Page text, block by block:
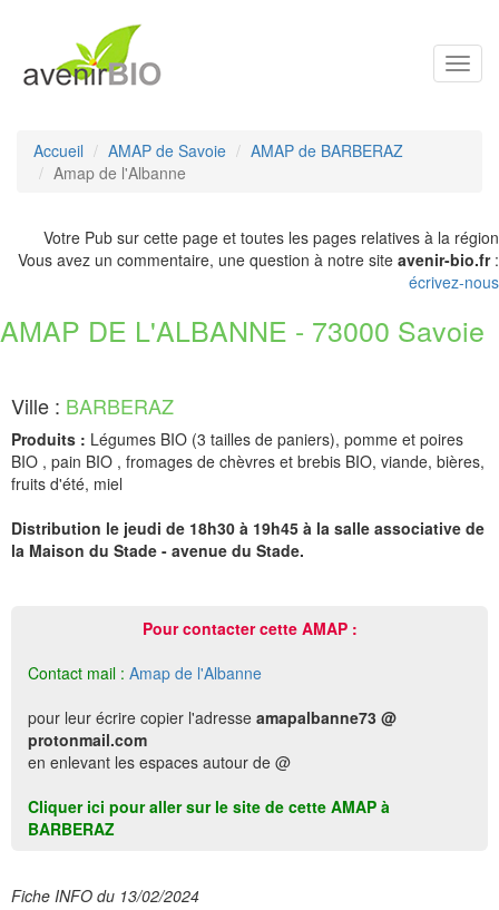
Accueil AMAP de Savoie
AMAP de BARBERAZ
Amap de l'Albanne
Votre Pub sur cette page et toutes les pages relatives à la région
Vous avez un commentaire, une question à notre site avenir-bio.fr:
écrivez-nous
AMAP DE L'ALBANNE - 73000 Savoie
Ville : BARBERAZ
Produits : Légumes BIO (3 tailles de paniers), pomme et poires
BIO , pain BIO , fromages de chèvres et brebis BIO, viande, bières,
fruits d'été, miel
Distribution le jeudi de 18h30 à 19h45 à la salle associative de
la Maison du Stade - avenue du Stade.
Pour contacter cette AMAP :
Contact mail : Amap de l'Albanne
pour leur écrire copier l'adresse amapalbanne73 @
protonmail.com
en enlevant les espaces autour de @
Cliquer ici pour aller sur le site de cette AMAP à
BARBERAZ
Fiche INFO du 13/02/2024